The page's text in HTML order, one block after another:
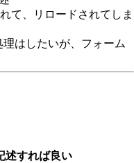
て、リロードされてしま
はしたいが、フォーム
述すれば良い